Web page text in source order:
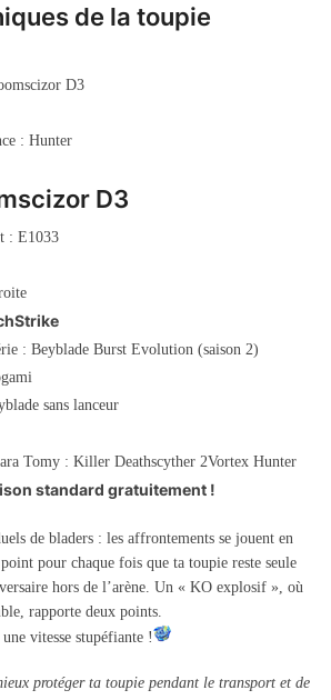
de la toupie
D3
: Hunter
D3
: E1033
: Beyblade Burst Evolution (saison 2)
sans lanceur
Tomy : Killer Deathscyther 2Vortex Hunter
standard gratuitement !
de bladers : les affrontements se jouent en
pour chaque fois que ta toupie reste seule
hors de l’arène. Un « KO explosif », où
rapporte deux points.
vitesse stupéfiante !
protéger ta toupie pendant le transport et de